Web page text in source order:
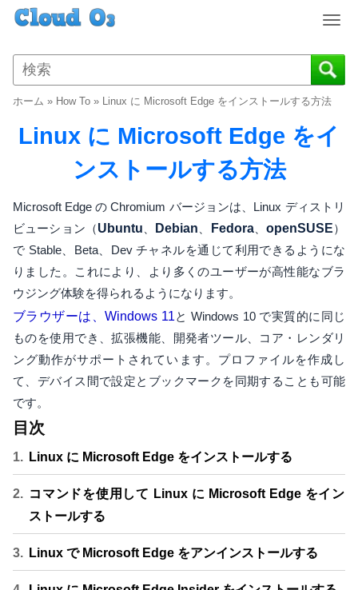
T
g
g
n
t
i
o
ホーム » How To » Linux に Microsoft Edge をインストールする方法
Linux に Microsoft Edge をイ
ンストールする方法
Microsoft Edge の Chromium バージョンは、Linux ディストリ
ビューション（Ubuntu Debian Fedora、 openSUSE）
で Stable、Beta、Dev チャネルを通じて利用できるようにな
りました。これにより、より多くのユーザーが高性能なブラ
ウジング体験を得られるようになります。
ブラウザーは、Windows 11と Windows 10 で実質的に同じ
ものを使用でき、拡張機能、開発者ツール、コア・レンダリ
ング動作がサポートされています。プロファイルを作成し
て、デバイス間で設定とブックマークを同期することも可能
です。
目次
Linux に Microsoft Edge をインストールする
コマンドを使用して Linux に Microsoft Edge をイン
ストールする
Linux で Microsoft Edge をアンインストールする